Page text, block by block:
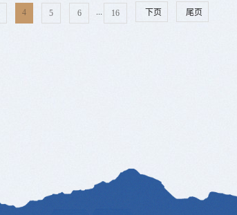
4 5 6 ... 16 下页 尾页